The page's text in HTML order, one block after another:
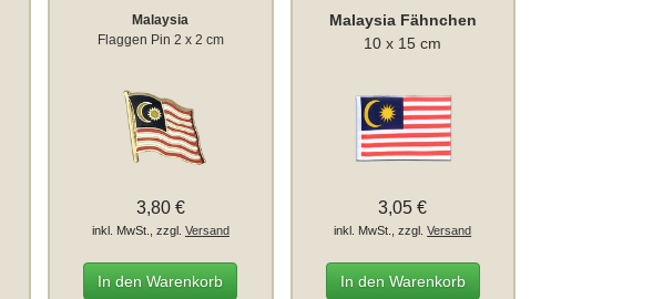
Malaysia
Flaggen Pin 2 x 2 cm
3,80 €
inkl. MwSt., zzgl. Versand
In den Warenkorb
Malaysia Fähnchen
10 x 15 cm
3,05 €
inkl. MwSt., zzgl.Versand
In den Warenkorb